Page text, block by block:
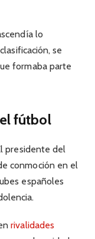
lo
se
formaba parte
fútbol
presidente del
conmoción en el
españoles
rivalidades